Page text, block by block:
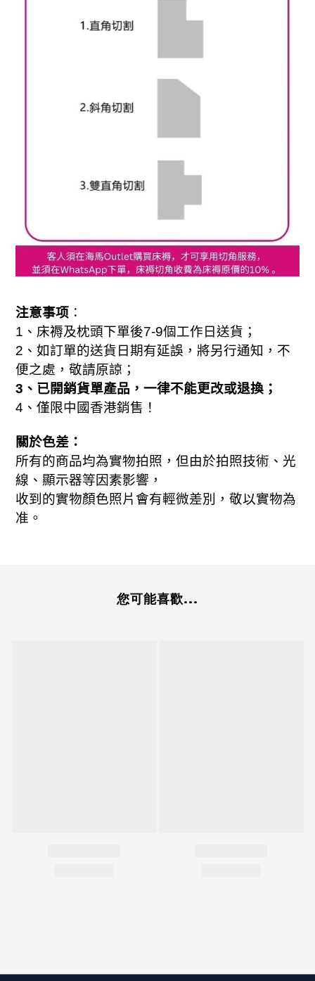
注意事项 ：
1 、床褥及枕頭下單後7-9個工作日送貨；
2、如訂單的送貨日期有延誤，將另行通知，不
便之處，敬請原諒；
3、已開銷貨單產品，一律不能更改或退換；
4 、 僅限中國香港銷售！
關於色差：
所有的商品均為實物拍照，但由於拍照技術、光
線、顯示器等因素影響，
收到的實物顏色照片會有輕微差別，敬以實物為
准。
您可能喜歡...